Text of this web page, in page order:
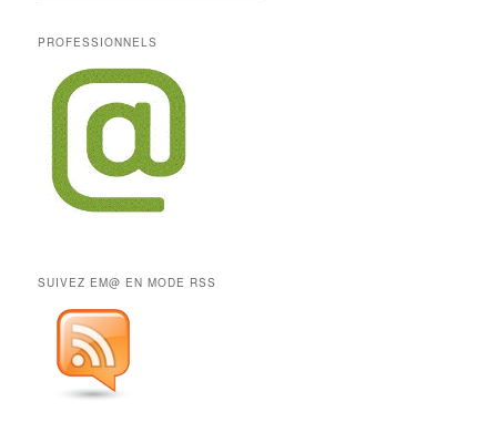
PROFESSIONNELS
SUIVEZ EM@ EN MODE RSS